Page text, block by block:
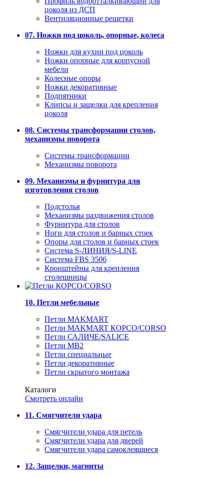
цоколя из ДСП
Вентиляционные решетки
07. Ножки под цоколь, опорные, колеса
Ножки для кухни под цоколь
Ножки опорные для корпусной
мебели
Колесные опоры
Ножки декоративные
Подпятники
Клипсы и защелки для крепления
цоколя
08. Системы трансформации столов,
механизмы поворота
Системы трансформации
Механизмы поворота
09. Механизмы и фурнитура для
изготовления столов
Подстолья
Механизмы раздвижения столов
Фурнитура для столов
Ноги для столов и барных стоек
Опоры для столов и барных стоек
Система S-ЛИНИЯ/S-LINE
Система FBS 3506
Кронштейны для крепления
столешницы
10. Петли мебельные
Петли MAKMART
Петли MAKMART КОРСО/CORSO
Петли САЛИЧЕ/SALICE
Петли MB2
Петли специальные
Петли декоративные
Петли скрытого монтажа
Каталоги
Смотреть онлайн
11. Смягчители удара
Смягчители удара для петель
Смягчители удара для дверей
Cмягчители удара самоклеящиеся
12. Защелки, магниты